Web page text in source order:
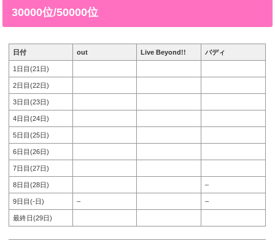
30000位/50000位
日付 out Live Beyond!! バディ
1日目(21日)
2日目(22日)
3日目(23日)
4日目(24日)
5日目(25日)
6日目(26日)
7日目(27日)
8日目(28日) –
9日目(-日) – –
最終日(29日)